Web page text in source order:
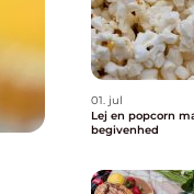
01. jul
Lej en popcorn
begivenhed